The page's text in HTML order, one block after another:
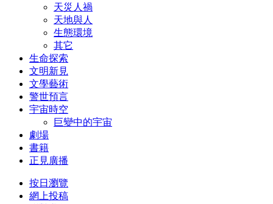
天災人禍
天地與人
生態環境
其它
生命探索
文明新見
文學藝術
警世預言
宇宙時空
巨變中的宇宙
劇場
書籍
正見廣播
按日瀏覽
網上投稿